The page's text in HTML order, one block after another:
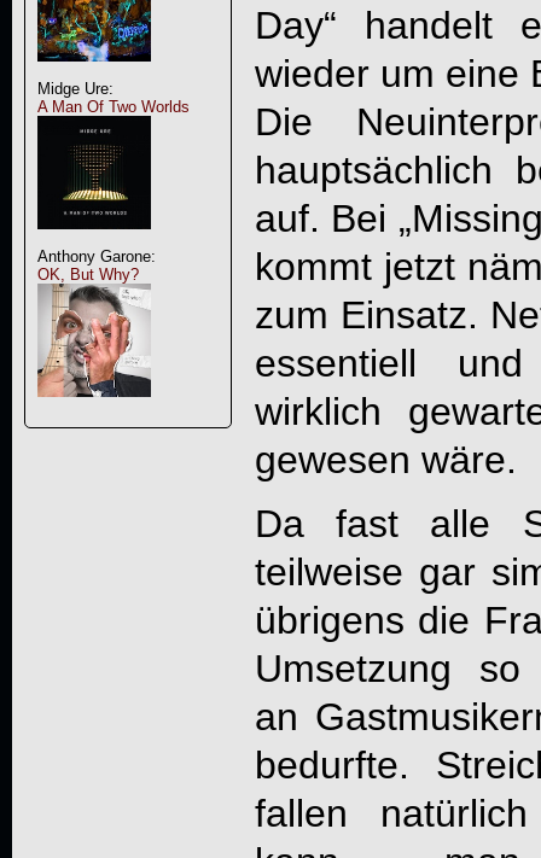
Midge Ure:
A Man Of Two Worlds
Anthony Garone:
OK, But Why?
Day“ handelt
wieder um eine
Die
hauptsächlich
auf. Bei
kommt jetzt
zum Einsatz.
essentiell
wirklich
gewesen wäre.
Da fast alle
teilweise gar
übrigens die
Umsetzung so
an
bedurfte.
fallen